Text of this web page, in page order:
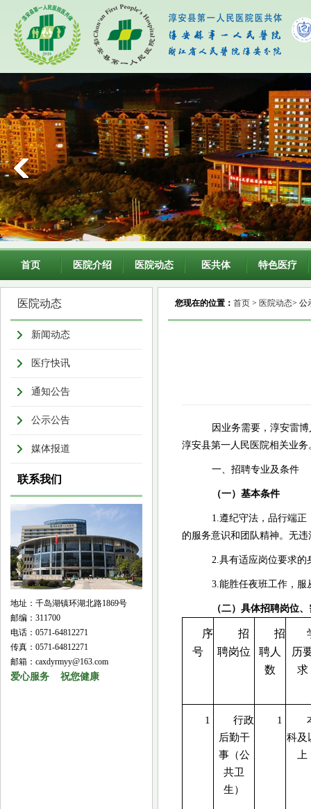
首页 医院介绍 医院动态 医共体 特色医疗
医院动态
新闻动态
医疗快讯
通知公告
公示公告
媒体报道
联系我们
地址：千岛湖镇环湖北路1869号
邮编：311700
电话：0571-64812271
传真：0571-64812271
邮箱：caxdyrmyy@163.com
爱心服务 祝您健康
您现在的位置： 首页 > 医院动态> 公
因业务需要，淳安雷
淳安县第一人民医院相关业
一、招聘专业及条件
（一）基本条件
1.遵纪守法，品行端
的服务意识和团队精神。 无违
2.具有适应岗位要求的
3.能胜任夜班工作，服
（二）具体招聘岗位
序
号
招
聘岗位
招
聘人
数
历
求
1
行政
后勤干
事（公
共卫
生）
1
科及
上